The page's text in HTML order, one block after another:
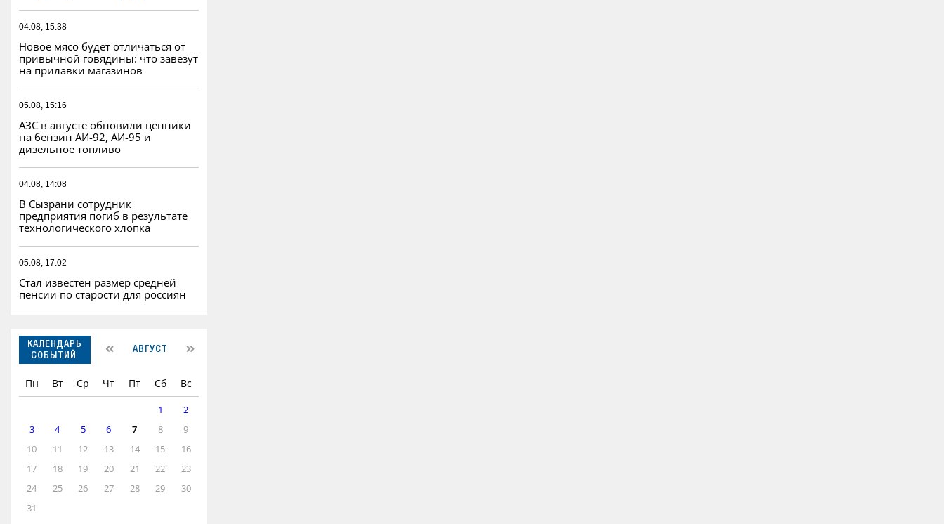
04.08, 15:38
Новое мясо будет отличаться от
привычной говядины: что завезут
на прилавки магазинов
05.08, 15:16
АЗС в августе обновили ценники
на бензин АИ-92, АИ-95 и
дизельное топливо
04.08, 14:08
В Сызрани сотрудник
предприятия погиб в результате
технологического хлопка
05.08, 17:02
Стал известен размер средней
пенсии по старости для россиян
КАЛЕНДАРЬ
СОБЫТИЙ
АВГУСТ
Пн Вт Ср Чт Пт Сб Вс
1
2
3
4 5 6 7 8
9
10
11 12 13 14 15
16
17
18 19 20 21 22
23
24
25 26 27 28 29
30
31